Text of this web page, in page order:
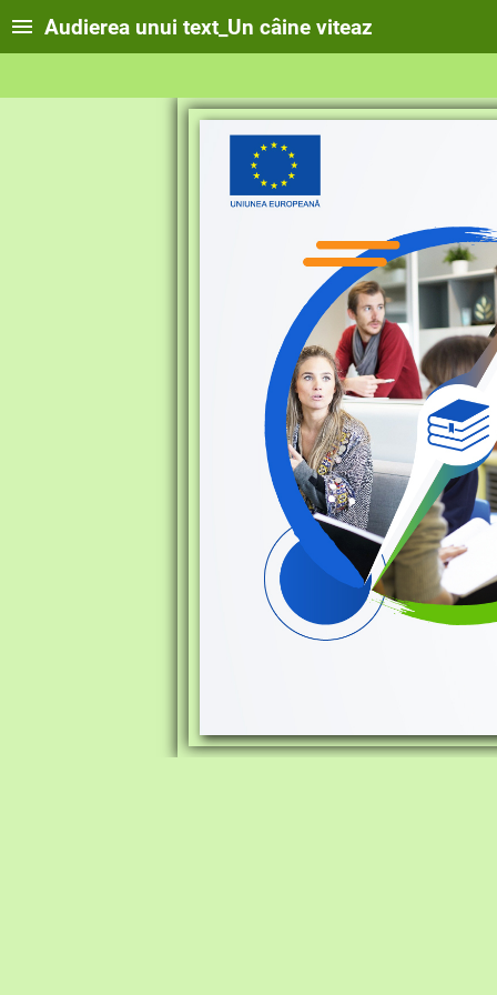
Audierea unui text_Un câine viteaz